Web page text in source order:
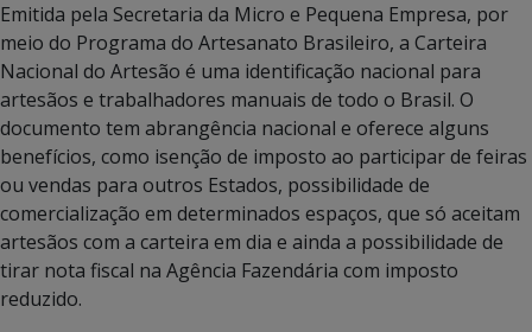
Emitida pela Secretaria da Micro e Pequena Empresa, por
meio do Programa do Artesanato Brasileiro, a Carteira
Nacional do Artesão é uma identificação nacional para
artesãos e trabalhadores manuais de todo o Brasil. O
documento tem abrangência nacional e oferece alguns
benefícios, como isenção de imposto ao participar de feiras
ou vendas para outros Estados, possibilidade de
comercialização em determinados espaços, que só aceitam
artesãos com a carteira em dia e ainda a possibilidade de
tirar nota fiscal na Agência Fazendária com imposto
reduzido.